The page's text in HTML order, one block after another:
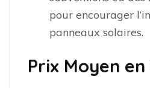
pour encourager
panneaux solaires.
Prix Moyen